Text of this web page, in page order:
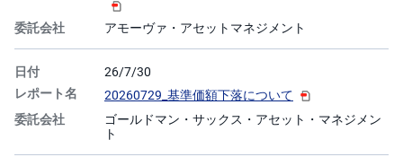
アモーヴァ・アセットマネジメント
26/7/30
20260729_基準価額下落について
ゴールドマン・サックス・アセット・マネジメン
ト